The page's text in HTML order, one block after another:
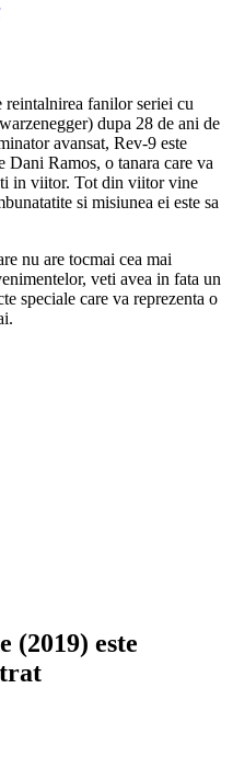
reintalnirea fanilor seriei cu
dupa 28 de ani de
avansat, Rev-9 este
Ramos, o tanara care va
in viitor. Tot din viitor vine
si misiunea ei este sa
nu are tocmai cea mai
veti avea in fata un
speciale care va reprezenta o
(2019) este